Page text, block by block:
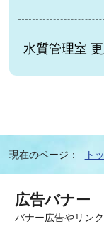
水質管理室
現在のページ： ト
広告バナー
バナー広告やリン